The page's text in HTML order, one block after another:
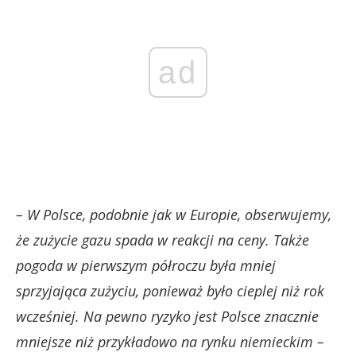
ad
– W Polsce, podobnie jak w Europie, obserwujemy,
że zużycie gazu spada w reakcji na ceny. Także
pogoda w pierwszym półroczu była mniej
sprzyjająca zużyciu, ponieważ było cieplej niż rok
wcześniej. Na pewno ryzyko jest Polsce znacznie
mniejsze niż przykładowo na rynku niemieckim –